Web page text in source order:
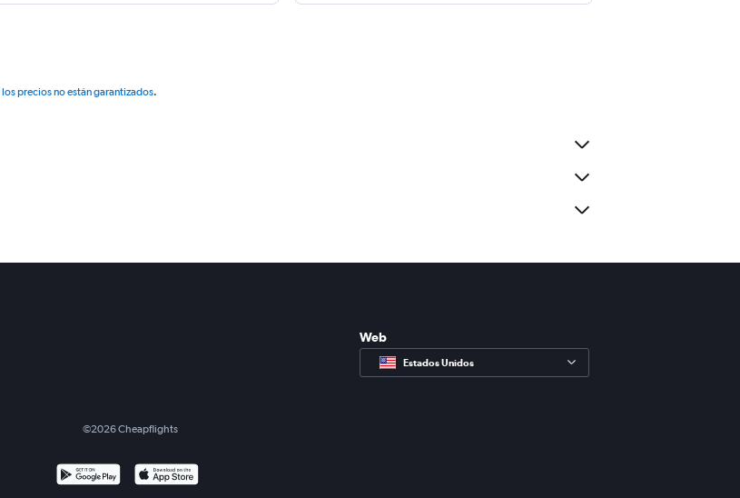
los precios no están garantizados.
Web
Estados Unidos
©2026Cheapflights